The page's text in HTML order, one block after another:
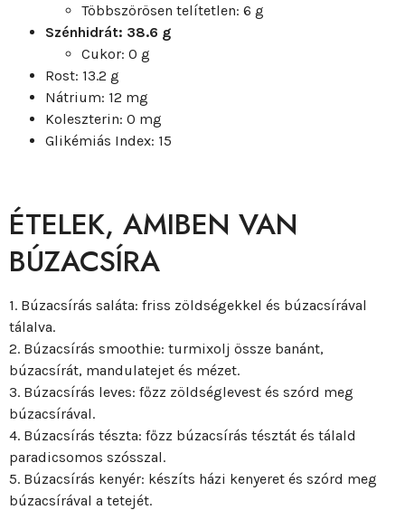
Többszörösen telítetlen: 6 g
Szénhidrát: 38.6 g
Cukor: 0 g
Rost: 13.2 g
Nátrium: 12 mg
Koleszterin: 0 mg
Glikémiás Index: 15
ÉTELEK, AMIBEN VAN
BÚZACSÍRA
1. Búzacsírás saláta: friss zöldségekkel és búzacsírával
tálalva.
2. Búzacsírás smoothie: turmixolj össze banánt,
búzacsírát, mandulatejet és mézet.
3. Búzacsírás leves: főzz zöldséglevest és szórd meg
búzacsírával.
4. Búzacsírás tészta: főzz búzacsírás tésztát és tálald
paradicsomos szósszal.
5. Búzacsírás kenyér: készíts házi kenyeret és szórd meg
búzacsírával a tetejét.